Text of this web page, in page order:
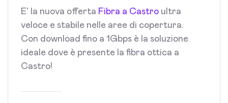
E' la nuova offerta Fibra a Castro ultra
veloce e stabile nelle aree di copertura.
Con download fino a 1Gbps è la soluzione
ideale dove è presente la fibra ottica a
Castro!